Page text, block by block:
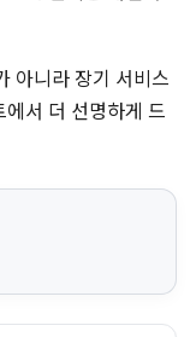
아니라 장기 서비스
서 더 선명하게 드